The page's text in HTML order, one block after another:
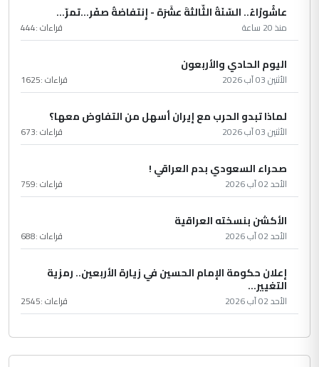
عاشُورْاءُ.. السّنَةُ الثّالثةَ عشَرَة - إِنتفاضةُ صفَر…تمرّ...
منذ 20 ساعة قراءات :444
اليوم الحادي والأربعون
الأثنين 03 آب 2026 قراءات :1625
لماذا تبدو الحرب مع إيران أسهل من التفاوض معها؟
الأثنين 03 آب 2026 قراءات :673
صحراء السعودي بدم العراقي !
الأحد 02 آب 2026 قراءات :759
الأكشن بنسخته العراقية
الأحد 02 آب 2026 قراءات :688
إعلان حكومة الإمام الحسين في زيارة الأربعين.. رمزية
التغيير...
الأحد 02 آب 2026 قراءات :2545